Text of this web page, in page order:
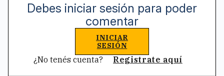
Debes iniciar sesión para poder
comentar
INICIAR
SESIÓN
¿No tenés cuenta? Registrate aquí